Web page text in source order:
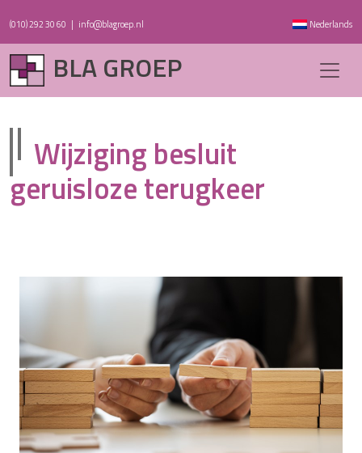
(010) 292 30 60 | info@blagroep.nl Nederlands
BLA GROEP
Wijziging besluit
geruisloze terugkeer